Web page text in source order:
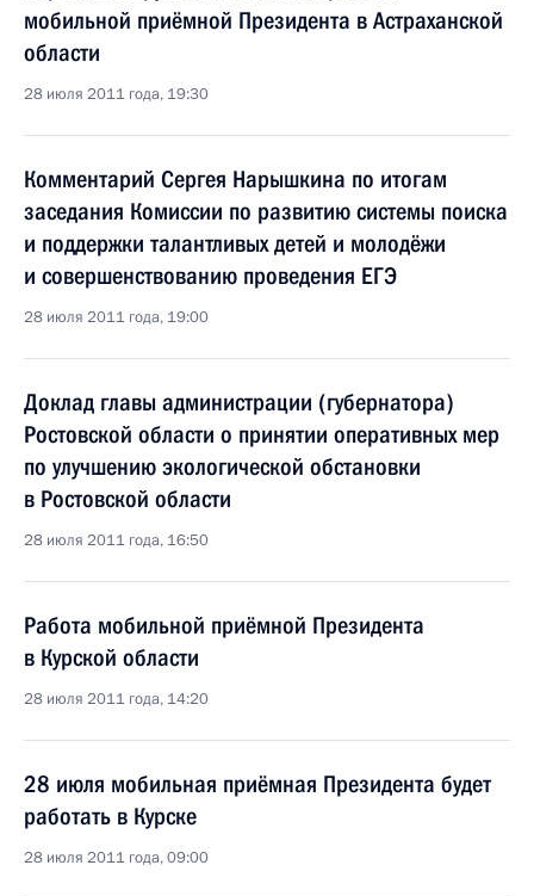
мобильной приёмной Президента в Астраханской
области
28 июля 2011 года, 19:30
Комментарий Сергея Нарышкина по итогам
заседания Комиссии по развитию системы поиска
и поддержки талантливых детей и молодёжи
и совершенствованию проведения ЕГЭ
28 июля 2011 года, 19:00
Доклад главы администрации (губернатора)
Ростовской области о принятии оперативных мер
по улучшению экологической обстановки
в Ростовской области
28 июля 2011 года, 16:50
Работа мобильной приёмной Президента
в Курской области
28 июля 2011 года, 14:20
28 июля мобильная приёмная Президента будет
работать в Курске
28 июля 2011 года, 09:00